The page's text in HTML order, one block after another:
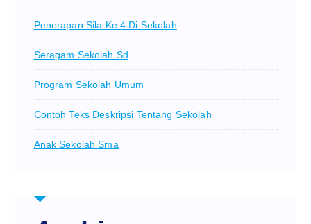
Penerapan Sila Ke 4 Di Sekolah
Seragam Sekolah Sd
Program Sekolah Umum
Contoh Teks Deskripsi Tentang Sekolah
Anak Sekolah Sma